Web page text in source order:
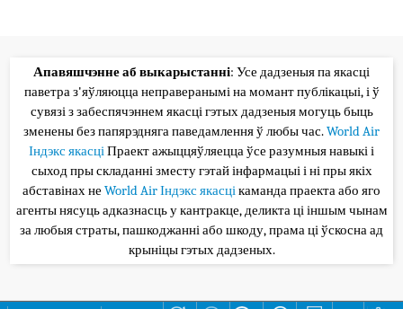
Апавяшчэнне аб выкарыстанні: Усе дадзеныя па якасці
паветра з'яўляюцца неправеранымі на момант публікацыі, і ў
сувязі з забеспячэннем якасці гэтых дадзеныя могуць быць
зменены без папярэдняга паведамлення ў любы час.World Air
Індэкс якасціПраект ажыццяўляецца ўсе разумныя навыкі і
сыход пры складанні зместу гэтай інфармацыі і ні пры якіх
абставінах не World Air Індэкс якасцікаманда праекта або яго
агенты нясуць адказнасць у кантракце, деликта ці іншым чынам
за любыя страты, пашкоджанні або шкоду, прама ці ўскосна ад
крыніцы гэтых дадзеных.